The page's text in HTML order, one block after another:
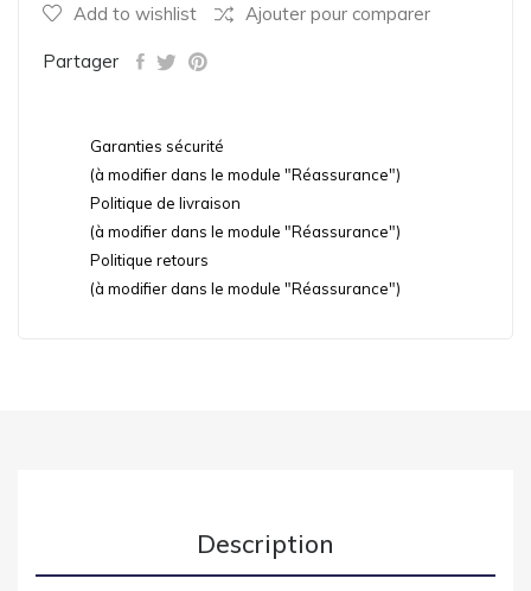
Add to wishlist Ajouter pour comparer
Partager
Garanties sécurité
(à modifier dans le module "Réassurance")
Politique de livraison
(à modifier dans le module "Réassurance")
Politique retours
(à modifier dans le module "Réassurance")
Description